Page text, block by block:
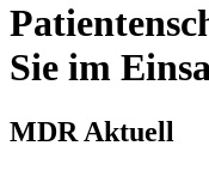
Sie im
MDR Aktuell